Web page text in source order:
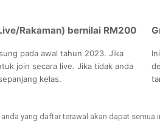
Rakaman) bernilai RM200
pada awal tahun 2023. Jika
join secara live. Jika tidak anda
kelas.
yang daftar terawal akan dapat semua